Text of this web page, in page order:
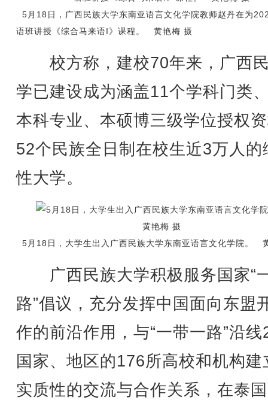
5月18日，广西民族大学东南亚语言文化学院教师赵丹在为
语班讲授《综合马来语I》课程。 黄艳梅 摄
校方称，建校70年来，广西
学已建设成为涵盖11个学科门类
本科专业、本硕博三级学位授权
52个民族全日制在校生近3万人的
性大学。
5月18日，大学生出入广西民族大学东南亚语言文化学院。
广西民族大学积极服务国家“
路”倡议，充分发挥中国面向东盟
作的前沿作用，与“一带一路”沿线
国家、地区的176所高校和机构建
实质性的交流与合作关系，在泰